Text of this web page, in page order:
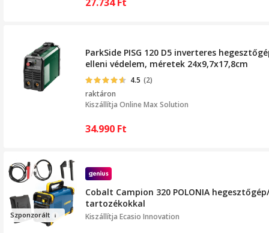
ParkSide PISG 120 D5 inverteres
elleni védelem, méretek 24x9,7x17,8cm
4.5 (2)
raktáron
Kiszállítja Online Max Solution
34.990 Ft
Szponzorált
Cobalt Campion 320 POLONIA
tartozékokkal
Kiszállítja Ecasio Innovation